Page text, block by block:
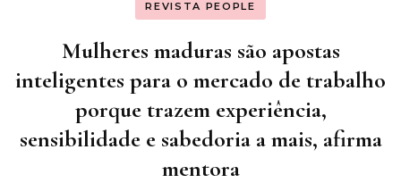
REVISTA PEOPLE
Mulheres maduras são apostas
inteligentes para o mercado de trabalho
porque trazem experiência,
sensibilidade e sabedoria a mais, afirma
mentora